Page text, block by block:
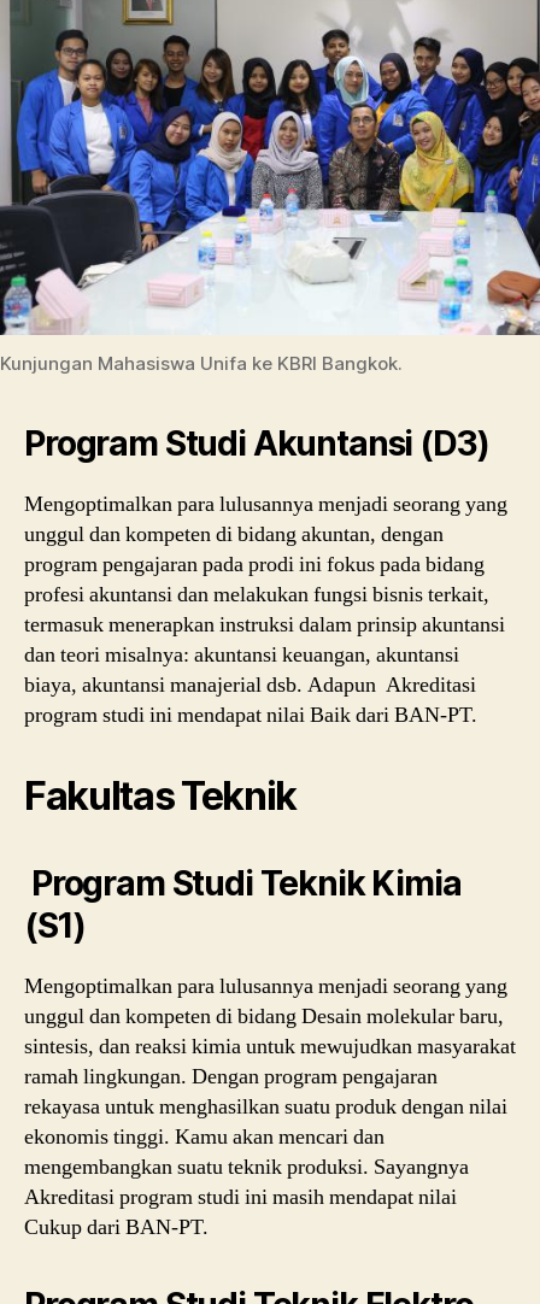
Kunjungan Mahasiswa Unifa ke KBRI Bangkok.
Program Studi Akuntansi (D3)
Mengoptimalkan para lulusannya menjadi seorang yang
unggul dan kompeten di bidang akuntan, dengan
program pengajaran pada prodi ini fokus pada bidang
profesi akuntansi dan melakukan fungsi bisnis terkait,
termasuk menerapkan instruksi dalam prinsip akuntansi
dan teori misalnya: akuntansi keuangan, akuntansi
biaya, akuntansi manajerial dsb. Adapun Akreditasi
program studi ini mendapat nilai Baik dari BAN-PT.
Fakultas Teknik
Program Studi Teknik Kimia
(S1)
Mengoptimalkan para lulusannya menjadi seorang yang
unggul dan kompeten di bidang Desain molekular baru,
sintesis, dan reaksi kimia untuk mewujudkan masyarakat
ramah lingkungan. Dengan program pengajaran
rekayasa untuk menghasilkan suatu produk dengan nilai
ekonomis tinggi. Kamu akan mencari dan
mengembangkan suatu teknik produksi. Sayangnya
Akreditasi program studi ini masih mendapat nilai
Cukup dari BAN-PT.